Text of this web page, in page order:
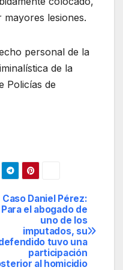
lesiones.
personal de la
de la
Policías de
Caso Daniel Pérez:
Para el abogado de
uno de los
imputados, su
tuvo una
participación
al homicidio